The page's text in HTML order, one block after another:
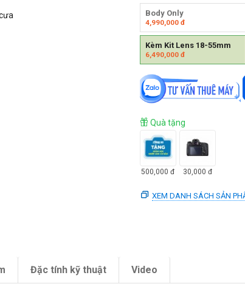
Body Only
4,990,000đ
Kèm Kit Lens 18-55mm
6,490,000đ
Quà tặng
500,000 đ 30,000 đ
XEM DANH SÁCH SẢN
Đặc tính kỹ thuật Video